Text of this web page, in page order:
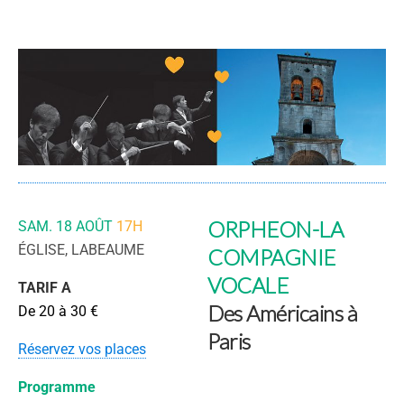
SAM. 18 AOÛT 17H
ÉGLISE, LABEAUME
TARIF A
De 20 à 30 €
Réservez vos places
Programme
ORPHEON-LA
COMPAGNIE
VOCALE
Des Américains à
Paris